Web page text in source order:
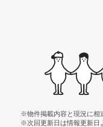
※物件掲載内容と現況に相
※次回更新日は情報更新日